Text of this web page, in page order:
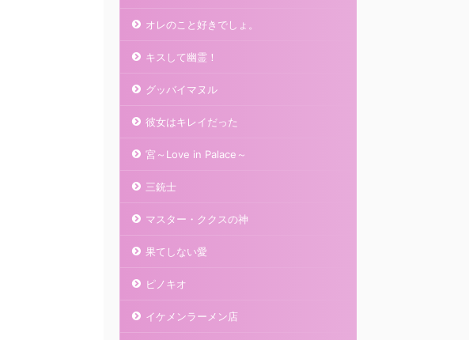
オレのこと好きでしょ。
キスして幽霊！
グッバイマヌル
彼女はキレイだった
宮～Love in Palace～
三銃士
マスター・ククスの神
果てしない愛
ピノキオ
イケメンラーメン店